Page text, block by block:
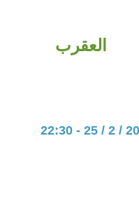
العقرب